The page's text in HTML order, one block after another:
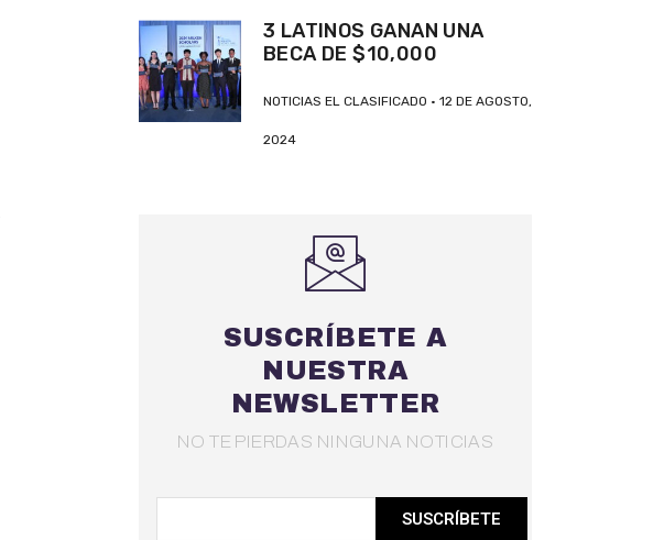
3 LATINOS GANAN UNA
BECA DE $10,000
NOTICIAS EL CLASIFICADO 12 DE AGOSTO,
2024
SUSCRÍBETE A
NUESTRA
NEWSLETTER
NO TE PIERDAS NINGUNA NOTICIAS
SUSCRÍBETE